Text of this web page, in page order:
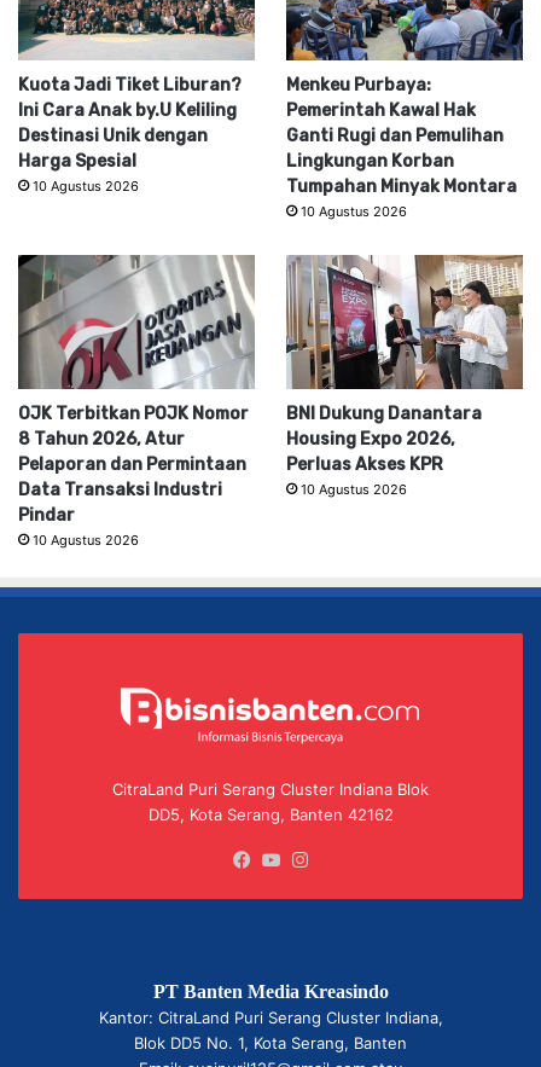
Kuota Jadi Tiket Liburan?
Ini Cara Anak by.U Keliling
Destinasi Unik dengan
Harga Spesial
10 Agustus 2026
Menkeu Purbaya:
Pemerintah Kawal Hak
Ganti Rugi dan Pemulihan
Lingkungan Korban
Tumpahan Minyak Montara
10 Agustus 2026
OJK Terbitkan POJK Nomor
8 Tahun 2026, Atur
Pelaporan dan Permintaan
Data Transaksi Industri
Pindar
10 Agustus 2026
BNI Dukung Danantara
Housing Expo 2026,
Perluas Akses KPR
10 Agustus 2026
CitraLand Puri Serang Cluster Indiana Blok
DD5, Kota Serang, Banten 42162
Facebook
YouTube
PT Banten Media Kreasindo
Kantor: CitraLand Puri Serang Cluster Indiana,
Blok DD5 No. 1, Kota Serang, Banten